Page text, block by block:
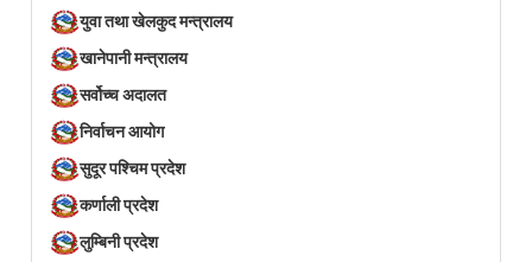
युवा तथा खेलकुद मन्त्रालय
खानेपानी मन्त्रालय
सर्वोच्च अदालत
निर्वाचन आयोग
सुदूर पश्चिम प्रदेश
कर्णाली प्रदेश
लुम्बिनी प्रदेश